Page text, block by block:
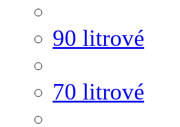
90 litrové
70 litrové